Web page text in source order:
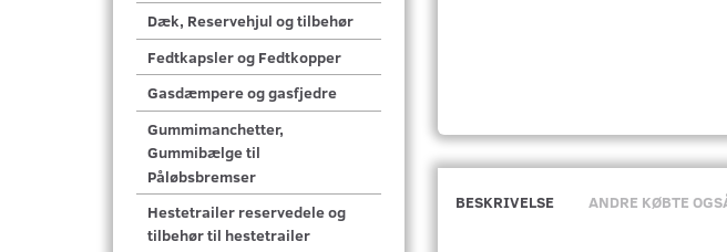
Dæk, Reservehjul og tilbehør
Fedtkapsler og Fedtkopper
Gasdæmpere og gasfjedre
Gummimanchetter,
Gummibælge til
Påløbsbremser
Hestetrailer reservedele og
tilbehør til hestetrailer
BESKRIVELSE ANDRE KØBTE